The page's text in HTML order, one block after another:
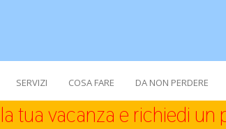
SERVIZI COSA FARE DA NON PERDERE
tua vacanza e richiedi un